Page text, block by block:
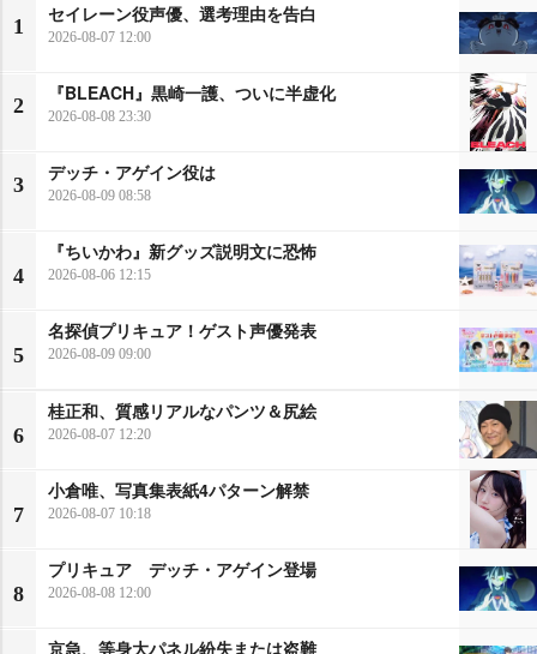
1
セイレーン役声優、選考理由を告白
2026-08-07 12:00
2
『BLEACH』黒崎一護、ついに半虚化
2026-08-08 23:30
3
デッチ・アゲイン役は
2026-08-09 08:58
4
『ちいかわ』新グッズ説明文に恐怖
2026-08-06 12:15
5
名探偵プリキュア！ゲスト声優発表
2026-08-09 09:00
6
桂正和、質感リアルなパンツ＆尻絵
2026-08-07 12:20
7
小倉唯、写真集表紙4パターン解禁
2026-08-07 10:18
8
プリキュア デッチ・アゲイン登場
2026-08-08 12:00
京急、等身大パネル紛失または盗難